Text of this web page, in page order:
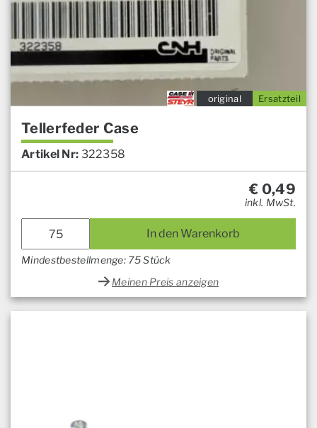
Ersatzteil
original
Tellerfeder Case
Artikel Nr: 322358
€ 0,49
inkl. MwSt.
In den Warenkorb
Mindestbestellmenge: 75 Stück
Meinen Preis anzeigen